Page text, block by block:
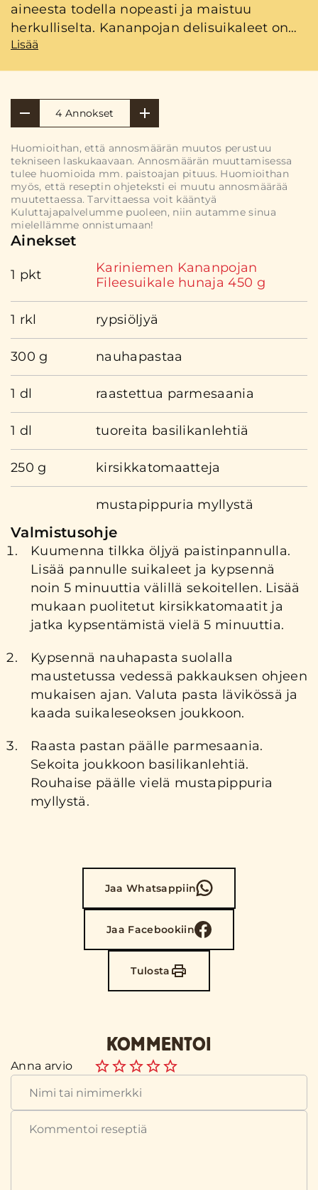
aineesta todella nopeasti ja maistuu
herkulliselta. Kananpojan delisuikaleet on
helppo tuote monipuoliseen
Lisää
4 Annokset
Huomioithan, että annosmäärän muutos perustuu
tekniseen laskukaavaan. Annosmäärän muuttamisessa
tulee huomioida mm. paistoajan pituus. Huomioithan
myös, että reseptin ohjeteksti ei muutu annosmäärää
muutettaessa. Tarvittaessa voit kääntyä
Kuluttajapalvelumme puoleen, niin autamme sinua
mielellämme onnistumaan!
Ainekset
1 pkt
Kariniemen Kananpojan
Fileesuikale hunaja 450 g
1 rkl rypsiöljyä
300 g nauhapastaa
1 dl raastettua parmesaania
1 dl tuoreita basilikanlehtiä
250 g kirsikkatomaatteja
mustapippuria myllystä
Valmistusohje
Kuumenna tilkka öljyä paistinpannulla.
Lisää pannulle suikaleet ja kypsennä
noin 5 minuuttia välillä sekoitellen. Lisää
mukaan puolitetut kirsikkatomaatit ja
jatka kypsentämistä vielä 5 minuuttia.
Kypsennä nauhapasta suolalla
maustetussa vedessä pakkauksen ohjeen
mukaisen ajan. Valuta pasta lävikössä ja
kaada suikaleseoksen joukkoon.
Raasta pastan päälle parmesaania.
Sekoita joukkoon basilikanlehtiä.
Rouhaise päälle vielä mustapippuria
myllystä.
Jaa Whatsappiin
Jaa Facebookiin
Tulosta
KOMMENTOI
Anna arvio